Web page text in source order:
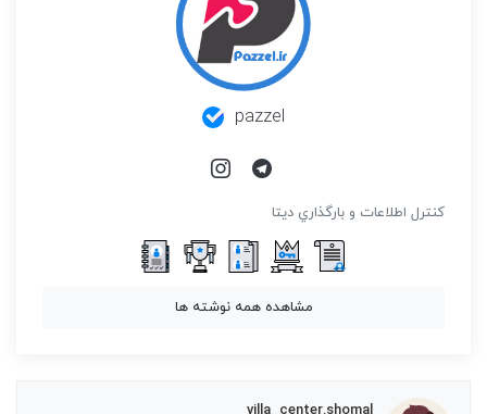
pazzel
كنترل اطلاعات و بارگذاري ديتا
مشاهده همه نوشته ها